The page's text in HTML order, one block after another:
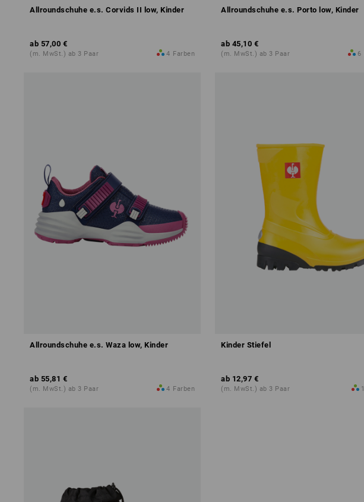
Allroundschuhe e.s. Corvids II low, Kinder
ab 57,00 €
(m. MwSt.) ab 3 Paar 4 Farben
Allroundschuhe e.s. Porto low, Kinder
ab 45,10 €
(m. MwSt.) ab 3 Paar 6
Allroundschuhe e.s. Waza low, Kinder
ab 55,81 €
(m. MwSt.) ab 3 Paar 4 Farben
Kinder Stiefel
ab 12,97 €
(m. MwSt.) ab 3 Paar 1